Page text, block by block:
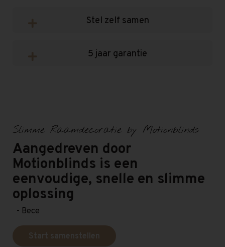
Stel zelf samen
5 jaar garantie
Slimme Raamdecoratie by Motionblinds
Aangedreven door
Motionblinds is een
eenvoudige, snelle en slimme
oplossing
- Bece
Start samenstellen